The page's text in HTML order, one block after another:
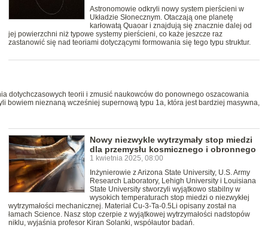
Astronomowie odkryli nowy system pierścieni w
Układzie Słonecznym. Otaczają one planetę
karłowatą Quaoar i znajdują się znacznie dalej od
jej powierzchni niż typowe systemy pierścieni, co każe jeszcze raz
zastanowić się nad teoriami dotyczącymi formowania się tego typu struktur.
dotychczasowych teorii i zmusić naukowców do ponownego oszacowania
bowiem nieznaną wcześniej supernową typu 1a, która jest bardziej masywna,
Nowy niezwykle wytrzymały stop miedzi
dla przemysłu kosmicznego i obronnego
1 kwietnia 2025, 08:00
Inżynierowie z Arizona State University, U.S. Army
Research Laboratory, Lehigh University i Louisiana
State University stworzyli wyjątkowo stabilny w
wysokich temperaturach stop miedzi o niezwykłej
wytrzymałości mechanicznej. Materiał Cu-3-Ta-0.5Li opisany został na
łamach Science. Nasz stop czerpie z wyjątkowej wytrzymałości nadstopów
niklu, wyjaśnia profesor Kiran Solanki, współautor badań.